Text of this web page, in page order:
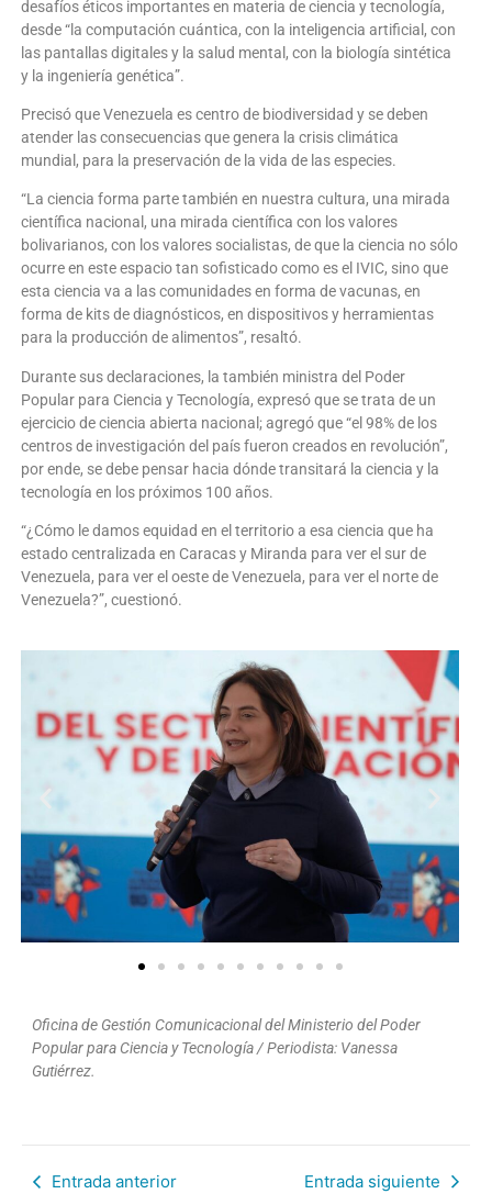
desafíos éticos importantes en materia de ciencia y tecnología,
desde “la computación cuántica, con la inteligencia artificial, con
las pantallas digitales y la salud mental, con la biología sintética
y la ingeniería genética”.
Precisó que Venezuela es centro de biodiversidad y se deben
atender las consecuencias que genera la crisis climática
mundial, para la preservación de la vida de las especies.
“La ciencia forma parte también en nuestra cultura, una mirada
científica nacional, una mirada científica con los valores
bolivarianos, con los valores socialistas, de que la ciencia no sólo
ocurre en este espacio tan sofisticado como es el IVIC, sino que
esta ciencia va a las comunidades en forma de vacunas, en
forma de kits de diagnósticos, en dispositivos y herramientas
para la producción de alimentos”, resaltó.
Durante sus declaraciones, la también ministra del Poder
Popular para Ciencia y Tecnología, expresó que se trata de un
ejercicio de ciencia abierta nacional; agregó que “el 98% de los
centros de investigación del país fueron creados en revolución”,
por ende, se debe pensar hacia dónde transitará la ciencia y la
tecnología en los próximos 100 años.
“¿Cómo le damos equidad en el territorio a esa ciencia que ha
estado centralizada en Caracas y Miranda para ver el sur de
Venezuela, para ver el oeste de Venezuela, para ver el norte de
Venezuela?”, cuestionó.
Oficina de Gestión Comunicacional del Ministerio del Poder
Popular para Ciencia y Tecnología / Periodista: Vanessa
Gutiérrez.
Entrada anterior Entrada siguiente